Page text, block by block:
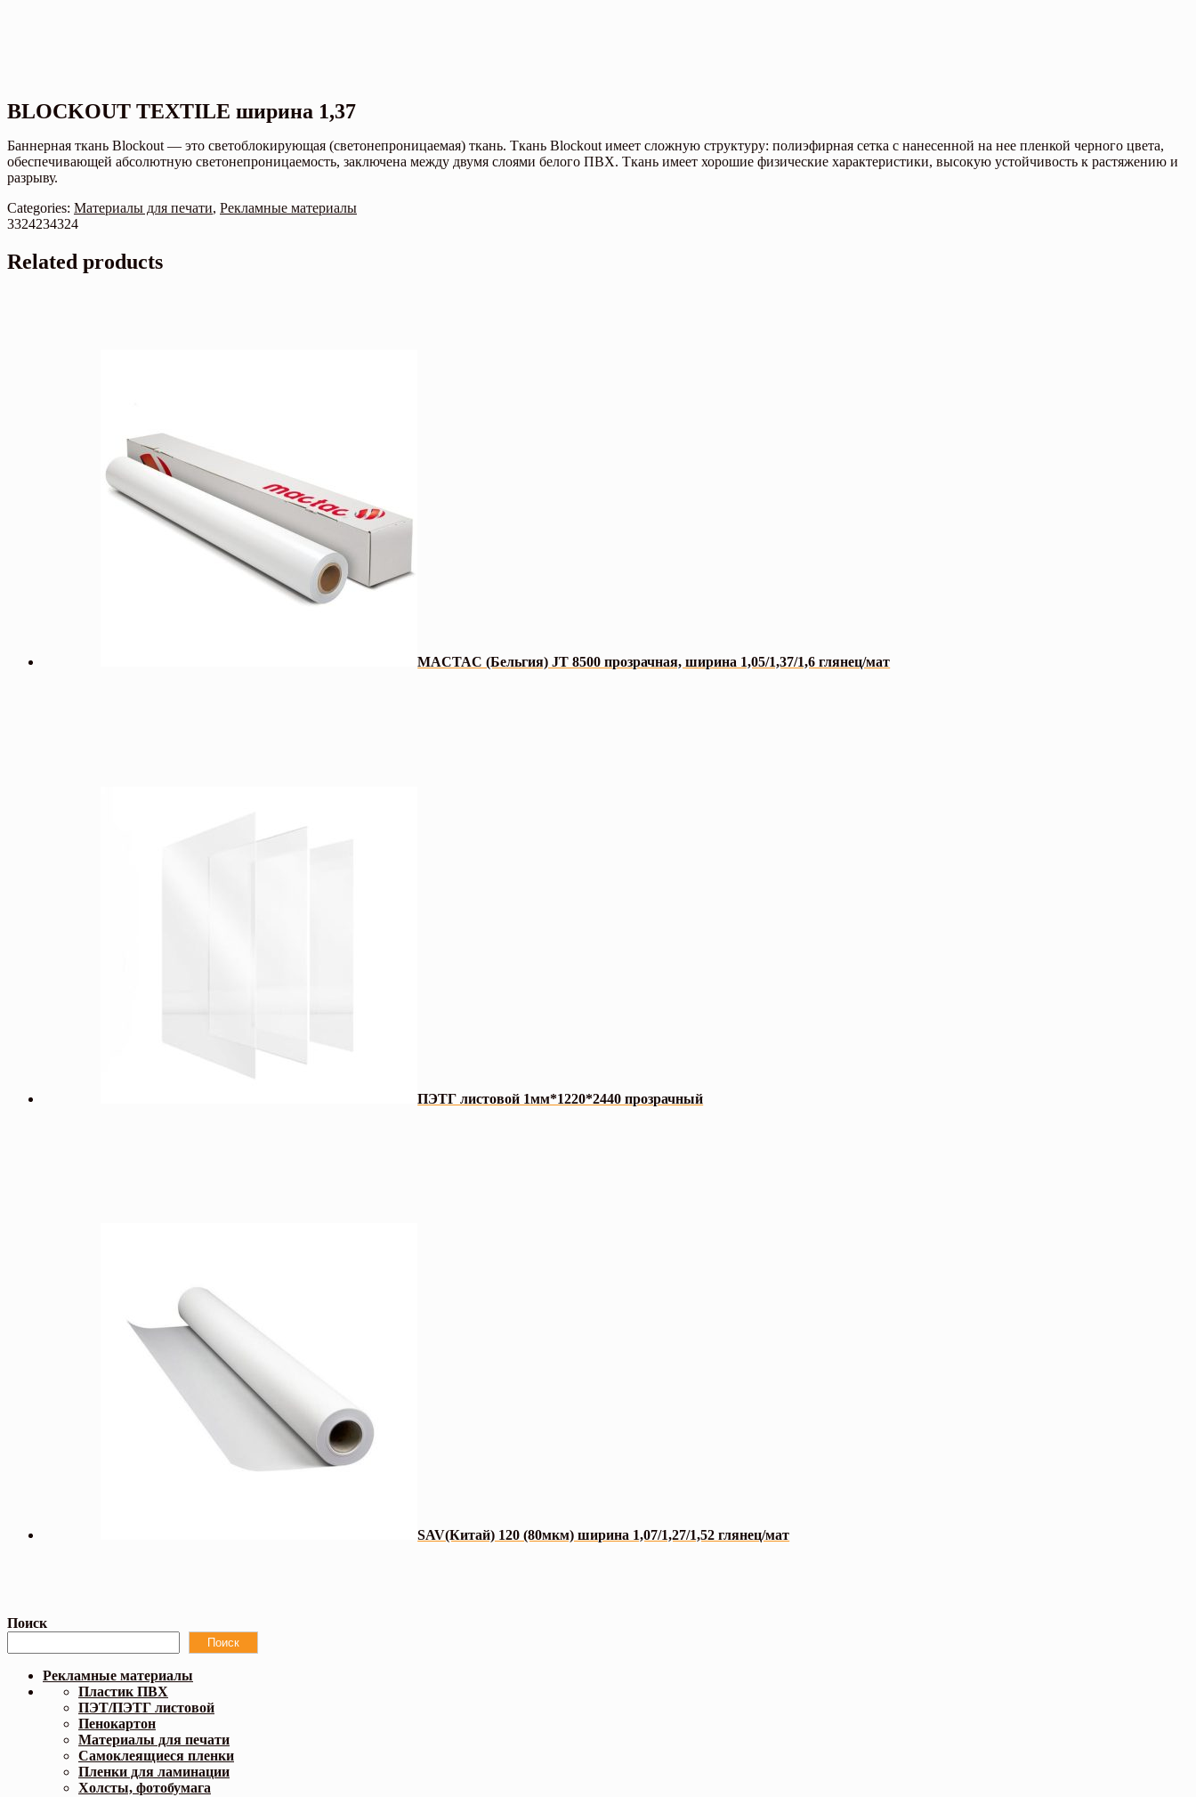
BLOCKOUT TEXTILE ширина 1,37
Баннерная ткань Blockout — это светоблокирующая (светонепроницаемая) ткань. Ткань Blockout имеет сложную структуру: полиэфирная сетка с нанесенной на нее пленкой черного цвета,
обеспечивающей абсолютную светонепроницаемость, заключена между двумя слоями белого ПВХ. Ткань имеет хорошие физические характеристики, высокую устойчивость к растяжению и
разрыву.
Categories: Материалы для печати, Рекламные материалы
3324234324
Related products
MACTAC (Бельгия) JT 8500 прозрачная, ширина 1,05/1,37/1,6 глянец/мат
ПЭТГ листовой 1мм*1220*2440 прозрачный
SAV(Китай) 120 (80мкм) ширина 1,07/1,27/1,52 глянец/мат
Поиск
Поиск
Рекламные материалы
Пластик ПВХ
ПЭТ/ПЭТГ листовой
Пенокартон
Материалы для печати
Самоклеящиеся пленки
Пленки для ламинации
Холсты, фотобумага